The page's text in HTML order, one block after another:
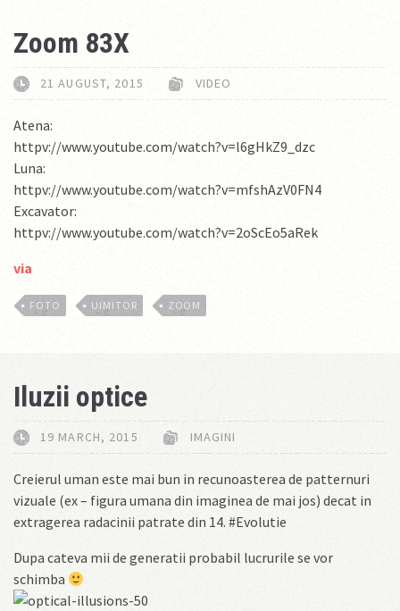
Zoom 83X
21 AUGUST, 2015 VIDEO
Atena:
httpv://www.youtube.com/watch?v=l6gHkZ9_dzc
Luna:
httpv://www.youtube.com/watch?v=mfshAzV0FN4
Excavator:
httpv://www.youtube.com/watch?v=2oScEo5aRek
via
FOTO UIMITOR ZOOM
Iluzii optice
19 MARCH, 2015 IMAGINI
Creierul uman este mai bun in recunoasterea de patternuri
vizuale (ex – figura umana din imaginea de mai jos) decat in
extragerea radacinii patrate din 14. #Evolutie
Dupa cateva mii de generatii probabil lucrurile se vor
schimba